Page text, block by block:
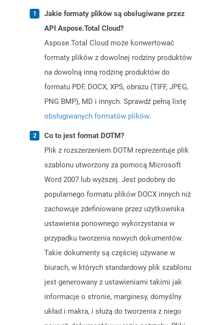
Jakie formaty plików są obsługiwane przez
API Aspose.Total Cloud?
Aspose.Total Cloud może konwertować
formaty plików z dowolnej rodziny produktów
na dowolną inną rodzinę produktów do
formatu PDF, DOCX, XPS, obrazu (TIFF, JPEG,
PNG BMP), MD i innych. Sprawdź pełną listę
obsługiwanych formatów plików.
Co to jest format DOTM?
Plik z rozszerzeniem DOTM reprezentuje plik
szablonu utworzony za pomocą Microsoft
Word 2007 lub wyższej. Jest podobny do
popularnego formatu plików DOCX innych niż
zachowuje zdefiniowane przez użytkownika
ustawienia ponownego wykorzystania w
przypadku tworzenia nowych dokumentów.
Takie dokumenty są częściej używane w
biurach, w których standardowy plik szablonu
jest generowany z ustawieniami takimi jak
informacje o stronie, marginesy, domyślny
układ i makra, i służą do tworzenia z niego